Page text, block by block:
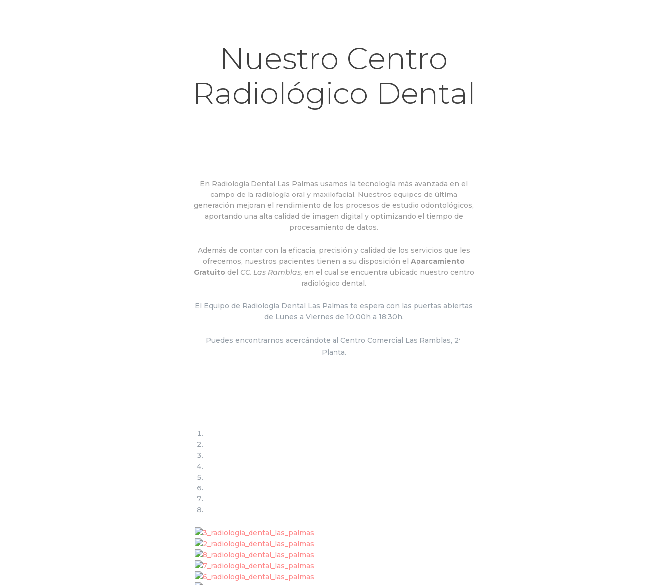
Nuestro Centro
Radiológico Dental
En Radiología Dental Las Palmas usamos la tecnología más avanzada en el
campo de la radiología oral y maxilofacial. Nuestros equipos de última
generación mejoran el rendimiento de los procesos de estudio odontológicos,
aportando una alta calidad de imagen digital y optimizando el tiempo de
procesamiento de datos.
Además de contar con la eficacia, precisión y calidad de los servicios que les
ofrecemos, nuestros pacientes tienen a su disposición elAparcamiento
Gratuito del CC. Las Ramblas, en el cual se encuentra ubicado nuestro centro
radiológico dental.
El Equipo de Radiología Dental Las Palmas te espera con las puertas abiertas
de Lunes a Viernes de 10:00h a 18:30h.
Puedes encontrarnos acercándote al Centro Comercial Las Ramblas, 2ª
Planta.